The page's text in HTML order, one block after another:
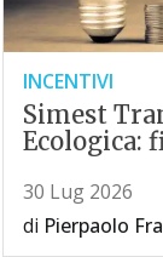
INCENTIVI
Simest
Ecologica:
30 Lug 2026
di Pierpaolo